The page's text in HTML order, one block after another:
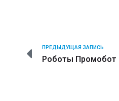
ПРЕДЫДУЩАЯ ЗАПИСЬ